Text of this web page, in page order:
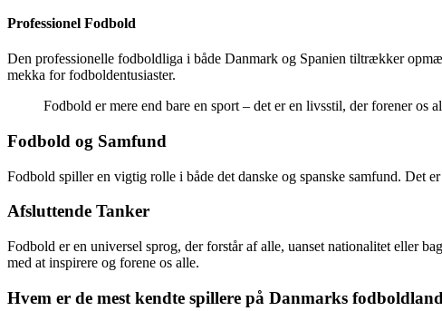
Professionel Fodbold
Den professionelle fodboldliga i både Danmark og Spanien tiltrækker
mekka for fodboldentusiaster.
Fodbold er mere end bare en sport – det er en livsstil, der forener os
Fodbold og Samfund
Fodbold spiller en vigtig rolle i både det danske og spanske samfund. Det
Afsluttende Tanker
Fodbold er en universel sprog, der forstår af alle, uanset nationalitet eller
med at inspirere og forene os alle.
Hvem er de mest kendte spillere på Danmarks